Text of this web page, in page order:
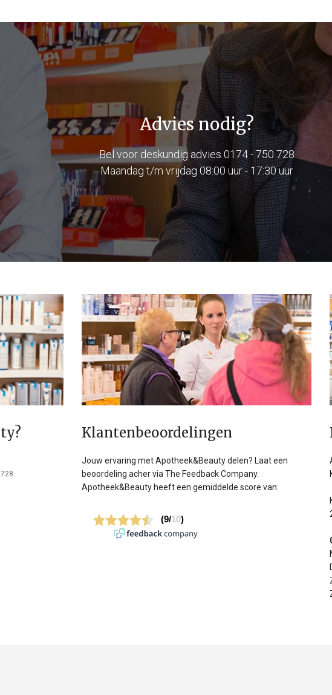
Advies nodig?
Bel voor deskundig advies 0174 - 750 728
Maandag t/m vrijdag 08:00 uur - 17:30 uur
Klanten­beoordelingen
Jouw ervaring met Apotheek&Beauty delen? Laat een
beoordeling acher via The Feedback Company.
Apotheek&Beauty heeft een gemiddelde score van: